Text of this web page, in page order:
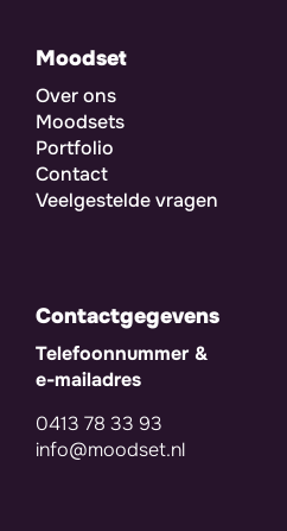
Moodset
Over ons
Moodsets
Portfolio
Contact
Veelgestelde vragen
Contactgegevens
Telefoonnummer &
e-mailadres
0413 78 33 93
info@moodset.nl